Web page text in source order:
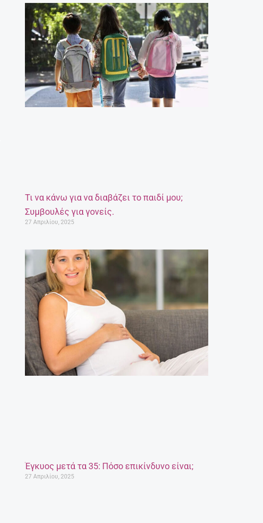
Τι να κάνω για να διαβάζει το παιδί μου;
Συμβουλές για γονείς.
27 Απριλίου, 2025
Έγκυος μετά τα 35: Πόσο επικίνδυνο είναι;
27 Απριλίου, 2025